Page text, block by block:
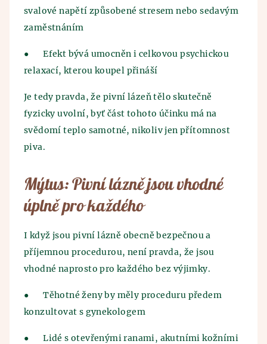
svalové napětí způsobené stresem nebo sedavým
zaměstnáním
●
Efekt bývá umocněn i celkovou psychickou
relaxací, kterou koupel přináší
Je tedy pravda, že pivní lázeň tělo skutečně
fyzicky uvolní, byť část tohoto účinku má na
svědomí teplo samotné, nikoliv jen přítomnost
piva.
Mýtus: Pivní lázně jsou vhodné
úplně pro každého
I když jsou pivní lázně obecně bezpečnou a
příjemnou procedurou, není pravda, že jsou
vhodné naprosto pro každého bez výjimky.
●
Těhotné ženy by měly proceduru předem
konzultovat s gynekologem
●
Lidé s otevřenými ranami, akutními kožními